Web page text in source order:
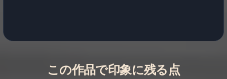
この作品で印象に残る点